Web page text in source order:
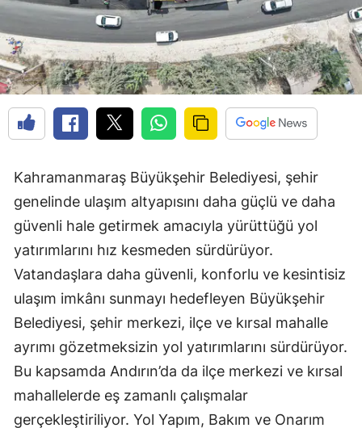
Kahramanmaraş Büyükşehir Belediyesi, şehir
genelinde ulaşım altyapısını daha güçlü ve daha
güvenli hale getirmek amacıyla yürüttüğü yol
yatırımlarını hız kesmeden sürdürüyor.
Vatandaşlara daha güvenli, konforlu ve kesintisiz
ulaşım imkânı sunmayı hedefleyen Büyükşehir
Belediyesi, şehir merkezi, ilçe ve kırsal mahalle
ayrımı gözetmeksizin yol yatırımlarını sürdürüyor.
Bu kapsamda Andırın’da da ilçe merkezi ve kırsal
mahallelerde eş zamanlı çalışmalar
gerçekleştiriliyor. Yol Yapım, Bakım ve Onarım